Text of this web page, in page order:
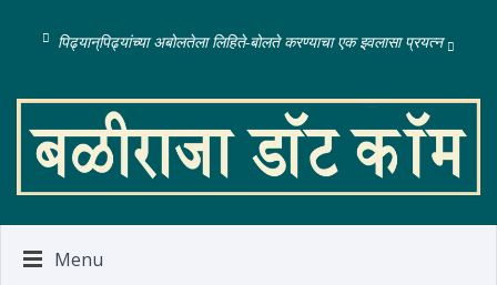
पिढ्यान्‌पिढ्यांच्या अबोलतेला लिहिते-बोलते करण्याचा एक इवलासा प्रयत्न
Menu